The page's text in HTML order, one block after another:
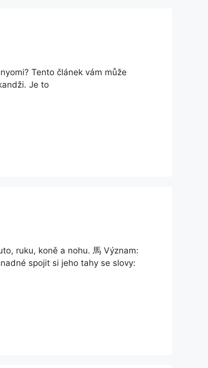
Tento článek vám může
Je to
ruku, koně a nohu. 馬 Význam:
spojit si jeho tahy se slovy: